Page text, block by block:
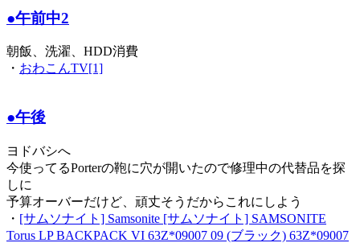
●午前中2
朝飯、洗濯、HDD消費
・ おわこんTV[1]
●午後
ヨドバシへ
今使ってるPorterの鞄に穴が開いたので修理中の代替品を探
しに
予算オーバーだけど、頑丈そうだからこれにしよう
・ [サムソナイト] Samsonite [サムソナイト] SAMSONITE
Torus LP BACKPACK VI 63Z*09007 09 (ブラック) 63Z*09007